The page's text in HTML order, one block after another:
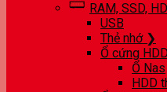
RAM, SSD,
USB
Thẻ nhớ ❯
Ổ cứng HDD
Ổ Nas
HDD